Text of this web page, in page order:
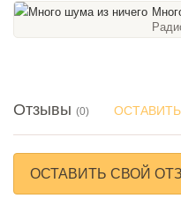
Отзывы (0)
ОСТАВИТЬ СВОЙ